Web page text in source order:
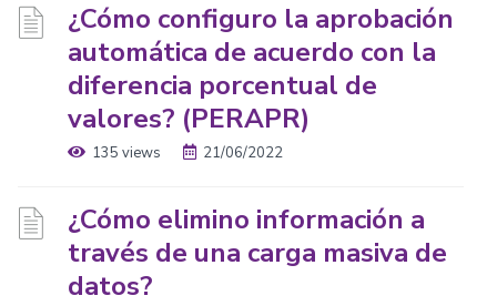
¿Cómo configuro la aprobación
automática de acuerdo con la
diferencia porcentual de
valores? (PERAPR)
135 views 21/06/2022
¿Cómo elimino información a
través de una carga masiva de
datos?